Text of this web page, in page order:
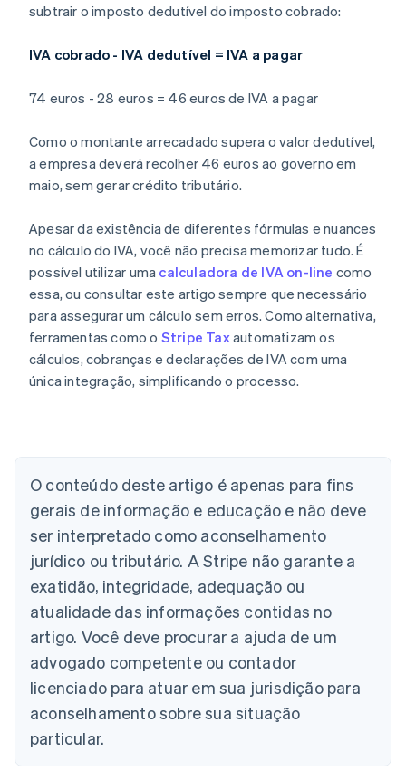
subtrair o imposto dedutível do imposto cobrado:
IVA cobrado - IVA dedutível = IVA a pagar
74 euros - 28 euros = 46 euros de IVA a pagar
Como o montante arrecadado supera o valor dedutível,
a empresa deverá recolher 46 euros ao governo em
maio, sem gerar crédito tributário.
Apesar da existência de diferentes fórmulas e nuances
no cálculo do IVA, você não precisa memorizar tudo. É
possível utilizar uma calculadora de IVA on-line como
essa, ou consultar este artigo sempre que necessário
para assegurar um cálculo sem erros. Como alternativa,
ferramentas como o Stripe Taxautomatizam os
cálculos, cobranças e declarações de IVA com uma
única integração, simplificando o processo.
O conteúdo deste artigo é apenas para fins
gerais de informação e educação e não deve
ser interpretado como aconselhamento
jurídico ou tributário. A Stripe não garante a
exatidão, integridade, adequação ou
atualidade das informações contidas no
artigo. Você deve procurar a ajuda de um
advogado competente ou contador
licenciado para atuar em sua jurisdição para
aconselhamento sobre sua situação
particular.
Austrália
Áustria
DeutschEnglish
Bélgica
English
Brasil
PortuguêsEnglish
Bulgária
English
Canadá
English Français
China continental
简体中文 English
Chipre